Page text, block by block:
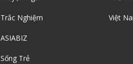
Trắc Nghiệm
ASIABIZ
Sống Trẻ
Việt